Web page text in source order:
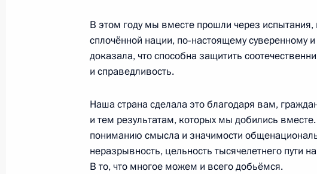
1 декабря 2016 года, четверг
Послание Президента Федеральному
3 декабря 2015 года, четверг
Послание Президента Федеральному
В этом году мы вместе прошли через испытания,
сплочённой нации, по‑настоящему суверенному
доказала, что способна защитить
и справедливость.
Наша страна сделала это благодаря вам,
и тем результатам, которых мы добились
пониманию смысла и значимости
неразрывность, цельность тысячелетнего пути
В то, что многое можем и всего добьёмся.